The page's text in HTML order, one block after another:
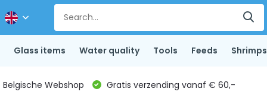
Glass items Water quality Tools Feeds Shrimps
Belgische Webshop Gratis verzending vanaf € 60,-